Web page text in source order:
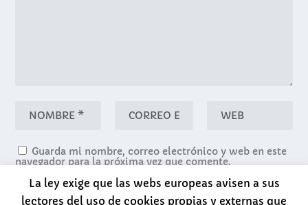
Guarda mi nombre, correo electrónico y web en este
navegador para la próxima vez que comente.
La ley exige que las webs europeas avisen a sus
lectores del uso de cookies propias y externas que